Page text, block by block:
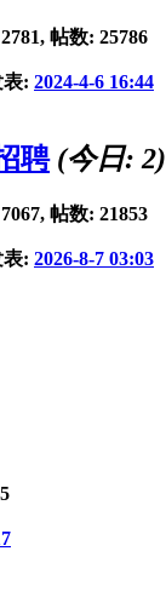
帖数: 25786
: 2024-4-6 16:44
聘(今日: 2)
帖数: 21853
: 2026-8-7 03:03